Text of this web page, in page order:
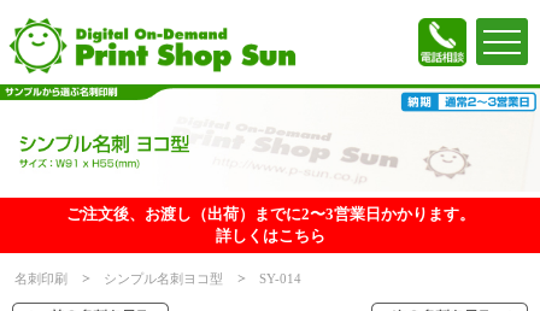
ご注文後、お渡し（出荷）までに2〜3営業日かかります。
詳しくはこちら
名刺印刷 シンプル名刺ヨコ型 SY-014